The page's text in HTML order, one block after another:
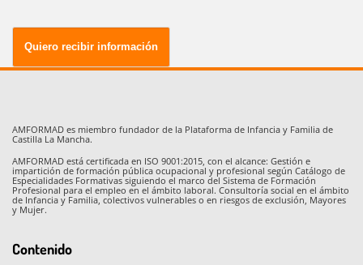
AMFORMAD es miembro fundador de la Plataforma de Infancia y Familia de
Castilla La Mancha.
AMFORMAD está certificada en ISO 9001:2015, con el alcance: Gestión e
impartición de formación pública ocupacional y profesional según Catálogo de
Especialidades Formativas siguiendo el marco del Sistema de Formación
Profesional para el empleo en el ámbito laboral. Consultoría social en el ámbito
de Infancia y Familia, colectivos vulnerables o en riesgos de exclusión, Mayores
y Mujer.
Contenido